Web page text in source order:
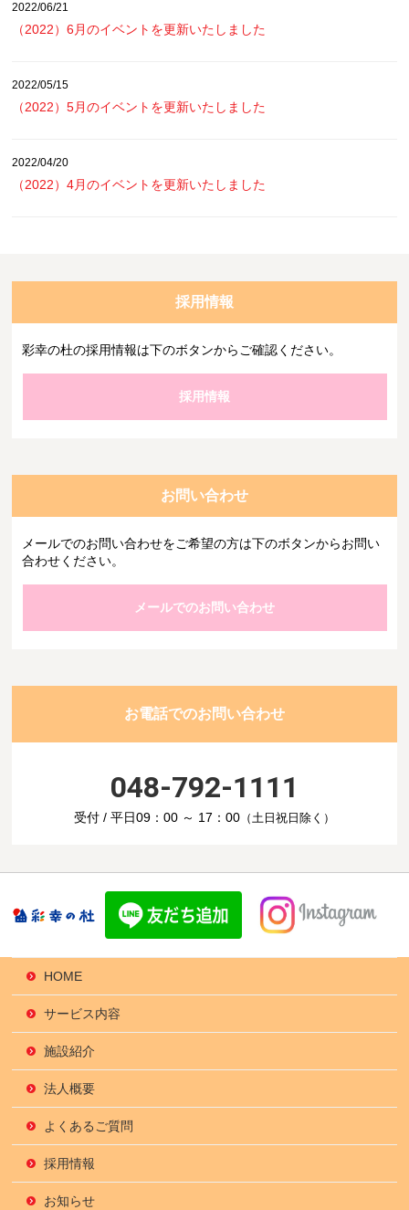
2022/06/21
（2022）6月のイベントを更新いたしました
2022/05/15
（2022）5月のイベントを更新いたしました
2022/04/20
（2022）4月のイベントを更新いたしました
採用情報
彩幸の杜の採用情報は下のボタンからご確認ください。
採用情報
お問い合わせ
メールでのお問い合わせをご希望の方は下のボタンからお問い
合わせください。
メールでのお問い合わせ
お電話でのお問い合わせ
048-792-1111
受付 / 平日09：00 ～ 17：00（土日祝日除く）
HOME
サービス内容
施設紹介
法人概要
よくあるご質問
採用情報
お知らせ